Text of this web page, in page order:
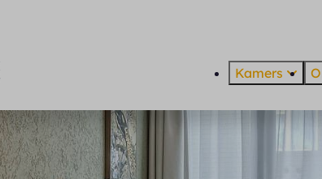
Kamers